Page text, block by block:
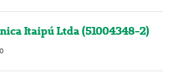
Itaipú Ltda (51004348-2)